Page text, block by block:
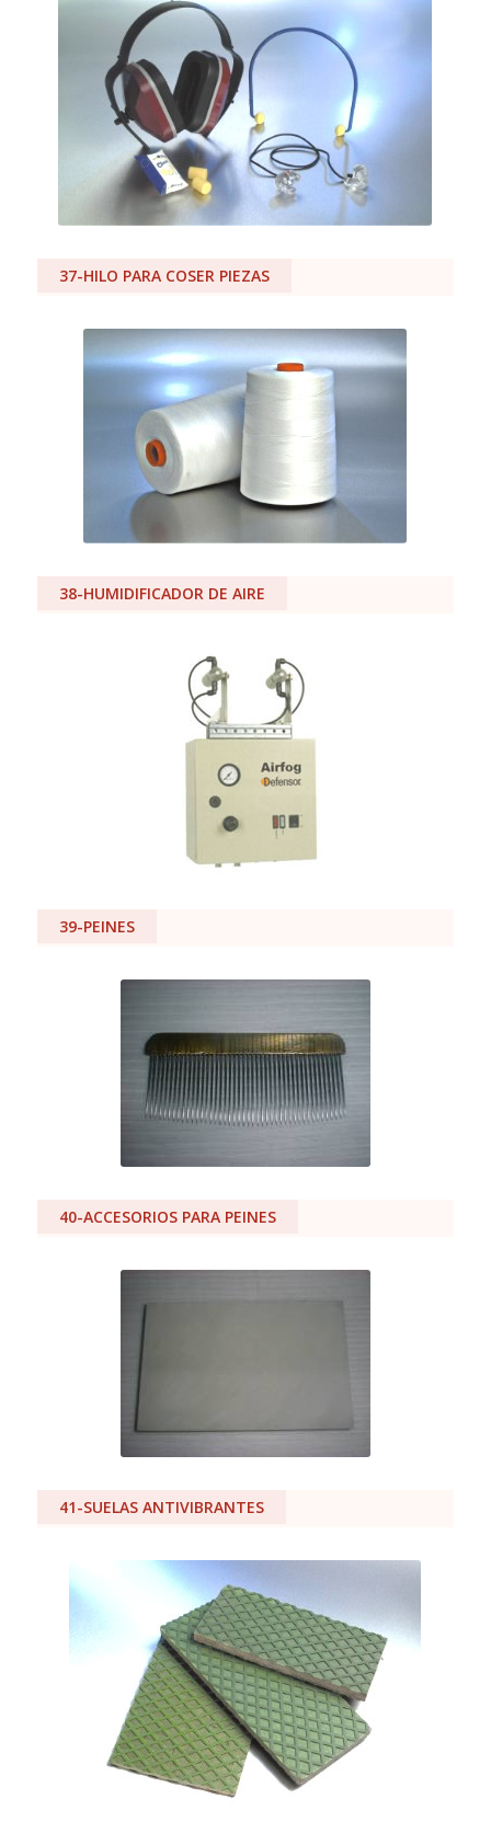
37-HILO PARA COSER PIEZAS
38-HUMIDIFICADOR DE AIRE
39-PEINES
40-ACCESORIOS PARA PEINES
41-SUELAS ANTIVIBRANTES